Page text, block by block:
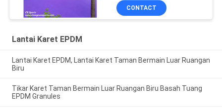
CONTACT
Lantai Karet EPDM
Lantai Karet EPDM, Lantai Karet Taman Bermain Luar Ruangan
Biru
Tikar Karet Taman Bermain Luar Ruangan Biru Basah Tuang
EPDM Granules